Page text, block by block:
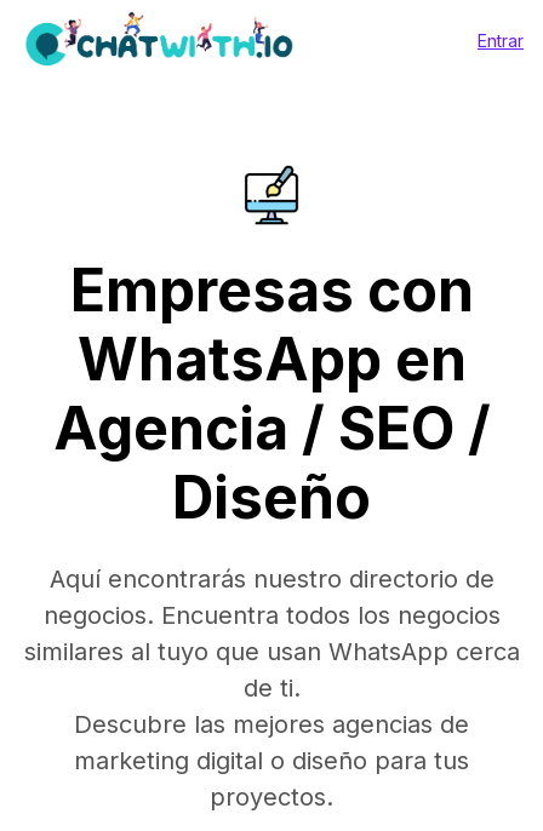
Entrar
Empresas con
WhatsApp en
Agencia / SEO /
Diseño
Aquí encontrarás nuestro directorio de
negocios. Encuentra todos los negocios
similares al tuyo que usan WhatsApp cerca
de ti.
Descubre las mejores agencias de
marketing digital o diseño para tus
proyectos.